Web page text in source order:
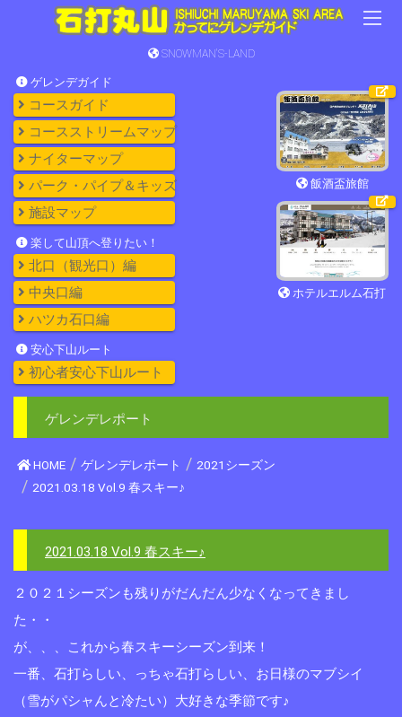
SNOWMAN'S-LAND
ゲレンデガイド
コースガイド
コースストリームマップ
ナイターマップ
パーク・パイプ＆キッズ
施設マップ
楽して山頂へ登りたい！
北口（観光口）編
中央口編
ハツカ石口編
安心下山ルート
初心者安心下山ルート
飯酒盃旅館
ホテルエルム石打
ゲレンデレポート
HOME ゲレンデレポート
2021シーズン
2021.03.18 Vol.9 春スキー♪
2021.03.18 Vol.9 春スキー♪
２０２１シーズンも残りがだんだん少なくなってきまし
た・・
が、、、これから春スキーシーズン到来！
一番、石打らしい、っちゃ石打らしい、お日様のマブシイ
（雪がパシャんと冷たい）大好きな季節です♪